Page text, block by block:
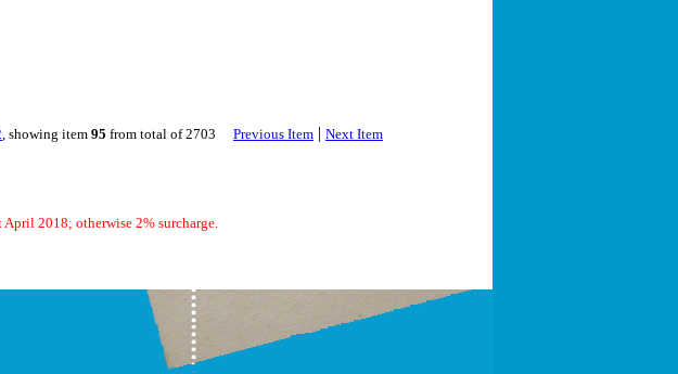
, showing item 95 from total of 2703 Previous Item | Next Item
2018; otherwise 2% surcharge.